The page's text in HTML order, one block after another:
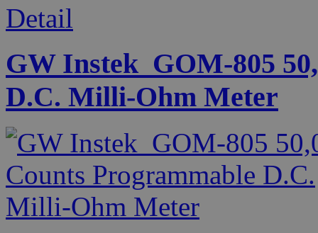
Detail
GW Instek_GOM-805
D.C. Milli-Ohm Meter